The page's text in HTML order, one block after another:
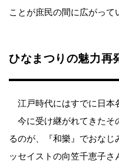
ことが庶民の間に広がって
ひなまつりの魅力再
江戸時代にはすでに日本
今に受け継がれてきたそ
るのが、『和樂』でおな
ッセイストの向笠千恵子